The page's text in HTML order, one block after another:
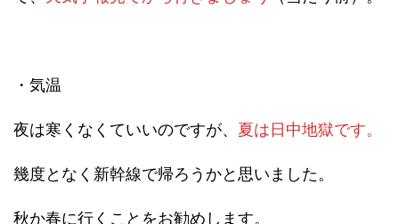
・気温
夜は寒くなくていいのですが、 夏は日中地獄です。
幾度となく新幹線で帰ろうかと思いました。
秋か春に行くことをお勧めします。